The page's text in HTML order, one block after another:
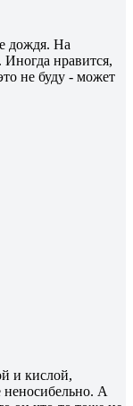
дождя. На
нравится,
не буду - может
и кислой,
неносибельно. А